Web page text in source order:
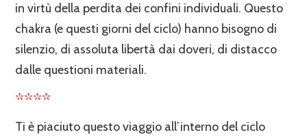
in virtù della perdita dei confini individuali. Questo
chakra (e questi giorni del ciclo) hanno bisogno di
silenzio, di assoluta libertà dai doveri, di distacco
dalle questioni materiali.
****
Ti è piaciuto questo viaggio all’interno del ciclo